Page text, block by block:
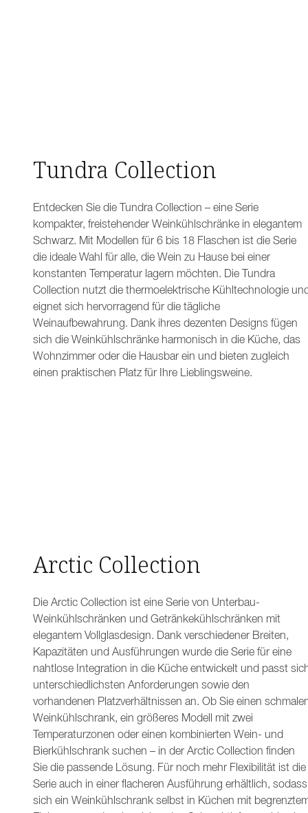
Tundra Collection
Entdecken Sie die Tundra Collection – eine Serie
kompakter, freistehender Weinkühlschränke in elegantem
Schwarz. Mit Modellen für 6 bis 18 Flaschen ist die Serie
die ideale Wahl für alle, die Wein zu Hause bei einer
konstanten Temperatur lagern möchten. Die Tundra
Collection nutzt die thermoelektrische Kühltechnologie
eignet sich hervorragend für die tägliche
Weinaufbewahrung. Dank ihres dezenten Designs fügen
sich die Weinkühlschränke harmonisch in die Küche, das
Wohnzimmer oder die Hausbar ein und bieten zugleich
einen praktischen Platz für Ihre Lieblingsweine.
Arctic Collection
Die Arctic Collection ist eine Serie von Unterbau-
Weinkühlschränken und Getränkekühlschränken mit
elegantem Vollglasdesign. Dank verschiedener Breiten,
Kapazitäten und Ausführungen wurde die Serie für eine
nahtlose Integration in die Küche entwickelt und passt
unterschiedlichsten Anforderungen sowie den
vorhandenen Platzverhältnissen an. Ob Sie einen
Weinkühlschrank, ein größeres Modell mit zwei
Temperaturzonen oder einen kombinierten Wein- und
Bierkühlschrank suchen – in der Arctic Collection finden
Sie die passende Lösung. Für noch mehr Flexibilität ist die
Serie auch in einer flacheren Ausführung erhältlich, sodass
sich ein Weinkühlschrank selbst in Küchen mit